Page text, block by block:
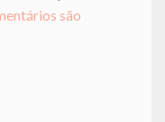
são